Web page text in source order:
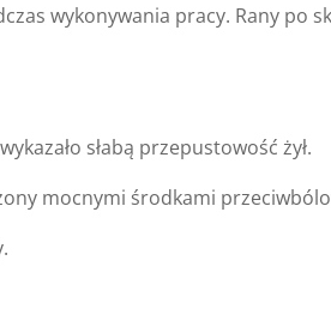
wykonywania pracy. Rany po
słabą przepustowość żył.
mocnymi środkami